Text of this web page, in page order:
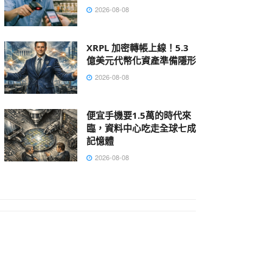
2026-08-08
XRPL 加密轉帳上線！5.3
億美元代幣化資產準備隱形
2026-08-08
便宜手機要1.5萬的時代來
臨，資料中心吃走全球七成
記憶體
2026-08-08